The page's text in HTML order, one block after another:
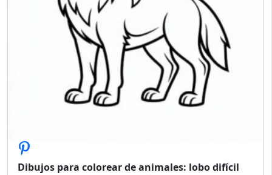
Dibujos para colorear de animales: lobo difícil